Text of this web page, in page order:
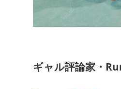
ギャル評論家・